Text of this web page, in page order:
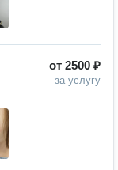
от 2500 ₽
за услугу